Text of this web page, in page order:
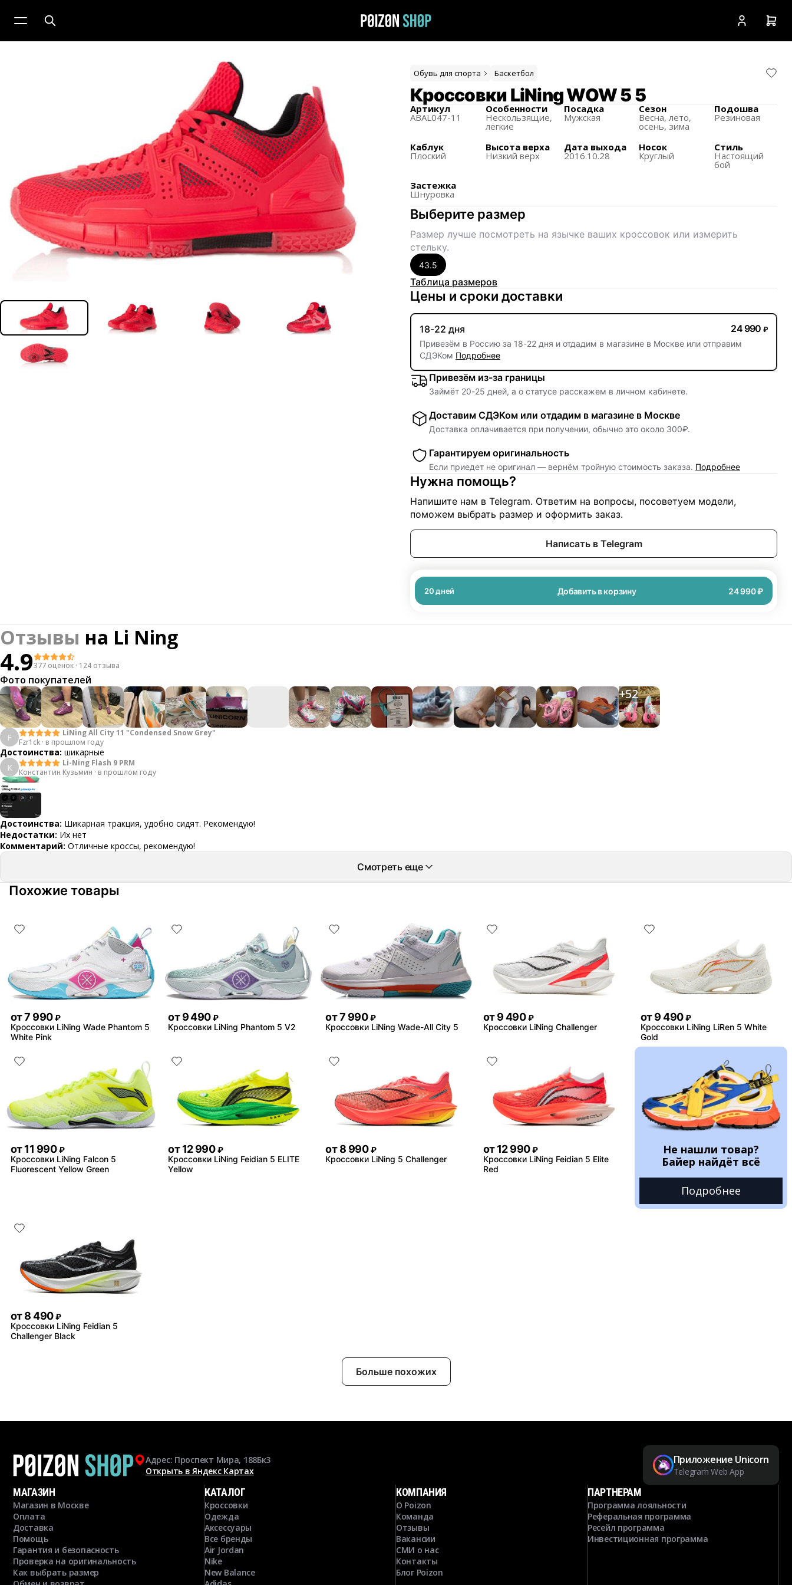
Обувь для спорта Баскетбол
Кроссовки LiNing WOW 5 5
Артикул
ABAL047-11
Особенности
Нескользящиe,
легкие
Посадка
Мужская
Сезон
Весна, лето,
осень, зима
Подошва
Резиновая
Каблук
Плоский
Высота верха
Низкий верх
Дата выхода
2016.10.28
Носок
Круглый
Стиль
Настоящий
бой
Застежка
Шнуровка
Выберите размер
Размер лучше посмотреть на язычке ваших кроссовок или измерить
стельку.
43.5
Таблица размеров
Цены и сроки доставки
18-22 дня 24 990 ₽
Привезём в Россию за 18-22 дня и отдадим в магазине в Москве или отправим
СДЭКом Подробнее
Привезём из-за границы
Займёт 20-25 дней, а о статусе расскажем в личном кабинете.
Доставим СДЭКом или отдадим в магазине в Москве
Доставка оплачивается при получении, обычно это около 300₽.
Гарантируем оригинальность
Если приедет не оригинал — вернём тройную стоимость заказа. Подробнее
Нужна помощь?
Напишите нам в Telegram. Ответим на вопросы, посоветуем модели,
поможем выбрать размер и оформить заказ.
Написать в Telegram
20дней Добавить в корзину 24 990 ₽
Отзывы на Li Ning
4.9377 оценок · 124 отзыва
Фото покупателей
+52
F
LiNing All City 11 "Condensed Snow Grey"
Fzr1ck · в прошлом году
Достоинства: шикарные
К
Li-Ning Flash 9 PRM
Константин Кузьмин · в прошлом году
Достоинства: Шикарная тракция, удобно сидят. Рекомендую!
Недостатки: Их нет
Комментарий: Отличные кроссы, рекомендую!
Смотреть еще
Похожие товары
от7 990 ₽
Кроссовки LiNing Wade Phantom 5
White Pink
от 9 490 ₽
Кроссовки LiNing Phantom 5 V2
от7 990 ₽
Кроссовки LiNing Wade-All City 5
от 9 490 ₽
Кроссовки LiNing Challenger
от 9 490 ₽
Кроссовки LiNing LiRen 5 White
Gold
от11 990 ₽
Кроссовки LiNing Falcon 5
Fluorescent Yellow Green
от 12 990 ₽
Кроссовки LiNing Feidian 5 ELITE
Yellow
от 8 990 ₽
Кроссовки LiNing 5 Challenger
от 12 990 ₽
Кроссовки LiNing Feidian 5 Elite
Red
Не нашли товар?
Байер найдёт всё
Подробнее
от8 490 ₽
Кроссовки LiNing Feidian 5
Challenger Black
Больше похожих
Адрес: Проспект Мира, 188Бк3
Открыть в Яндекс Картах
Приложение Unicorn
Telegram Web App
МАГАЗИН
Магазин в Москве
Оплата
Доставка
Помощь
Гарантия и безопасность
Проверка на оригинальность
Как выбрать размер
КАТАЛОГ
Кроссовки
Одежда
Аксессуары
Все бренды
Air Jordan
Nike
New Balance
КОМПАНИЯ
О Poizon
Команда
Отзывы
Вакансии
СМИ о нас
Контакты
Блог Poizon
ПАРТНЕРАМ
Программа лояльности
Реферальная программа
Ресейл программа
Инвестиционная программа